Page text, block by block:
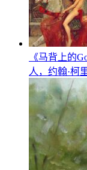
《马背上的
人，约翰·柯